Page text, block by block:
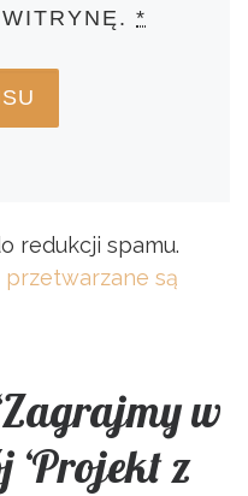
WITRYNĘ.*
redukcji spamu.
przetwarzane są
w
‘Projekt z